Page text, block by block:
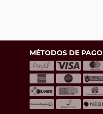
MÉTODOS DE PAGO